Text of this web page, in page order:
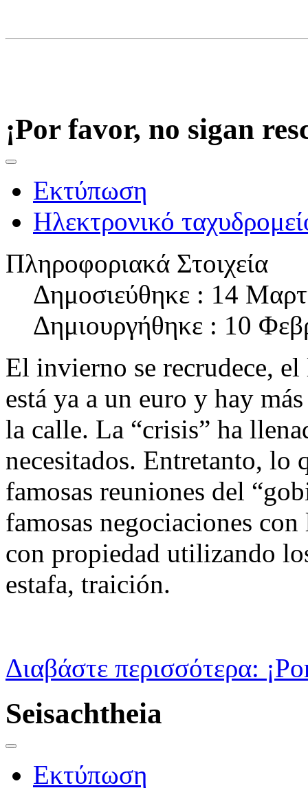
¡Por favor, no sigan
Εκτύπωση
Ηλεκτρονικό
Πληροφοριακά Στοιχεία
Δημοσιεύθηκε : 14
Δημιουργήθηκε : 10
El invierno se recrudece,
está ya a un euro y hay
la calle. La “crisis” ha
necesitados. Entretanto, lo
famosas reuniones del
famosas negociaciones
con propiedad utilizando
estafa, traición.
Διαβάστε περισσότερα:
Seisachtheia
Εκτύπωση